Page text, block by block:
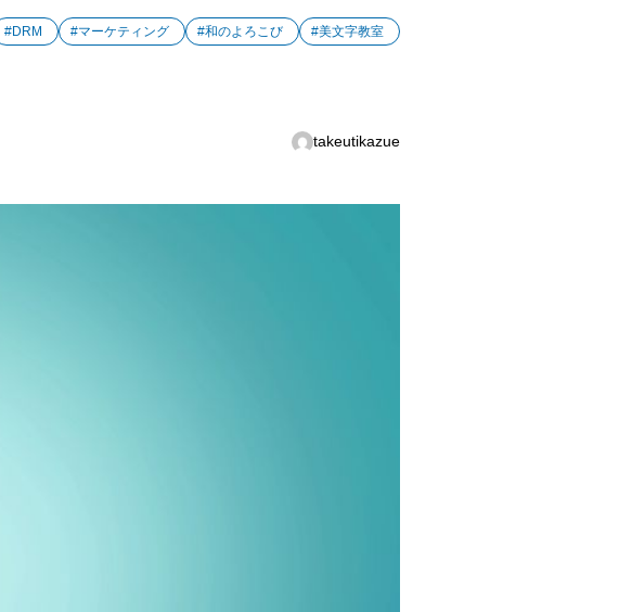
#DRM #マーケティング #和のよろこび #美文字教室
takeutikazue